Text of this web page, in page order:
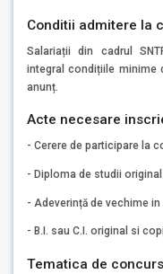
Conditii admitere la
Salariații din cadrul
integral condițiile minime
anunț.
Acte necesare
- Cerere de participare la
- Diploma de studii
- Adeverință de vechime
- B.I. sau C.I. original si
Tematica de